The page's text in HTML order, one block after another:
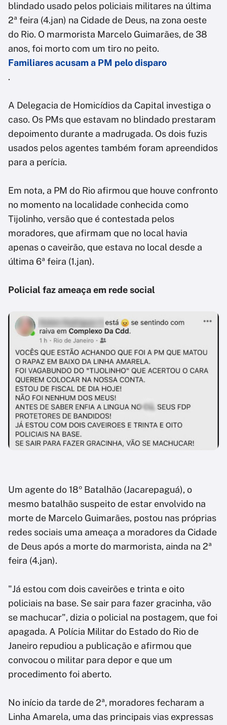
blindado usado pelos policiais militares na última
2ª feira (4.jan) na Cidade de Deus, na zona oeste
do Rio. O marmorista Marcelo Guimarães, de 38
anos, foi morto com um tiro no peito.
Familiares acusam a PM pelo disparo
.
A Delegacia de Homicídios da Capital investiga o
caso. Os PMs que estavam no blindado prestaram
depoimento durante a madrugada. Os dois fuzis
usados pelos agentes também foram apreendidos
para a perícia.
Em nota, a PM do Rio afirmou que houve confronto
no momento na localidade conhecida como
Tijolinho, versão que é contestada pelos
moradores, que afirmam que no local havia
apenas o caveirão, que estava no local desde a
última 6ª feira (1.jan).
Policial faz ameaça em rede social
Um agente do 18º Batalhão (Jacarepaguá), o
mesmo batalhão suspeito de estar envolvido na
morte de Marcelo Guimarães, postou nas próprias
redes sociais uma ameaça a moradores da Cidade
de Deus após a morte do marmorista, ainda na 2ª
feira (4.jan).
"Já estou com dois caveirões e trinta e oito
policiais na base. Se sair para fazer gracinha, vão
se machucar", dizia o policial na postagem, que foi
apagada. A Polícia Militar do Estado do Rio de
Janeiro repudiou a publicação e afirmou que
convocou o militar para depor e que um
procedimento foi aberto.
No início da tarde de 2ª, moradores fecharam a
Linha Amarela, uma das principais vias expressas